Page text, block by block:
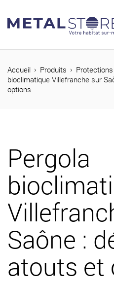
04 74 65
Métal Stores
Journal
Contact
Accueil Produits
bioclimatique Villefranche sur
options
Pergola
Saône :
atouts et